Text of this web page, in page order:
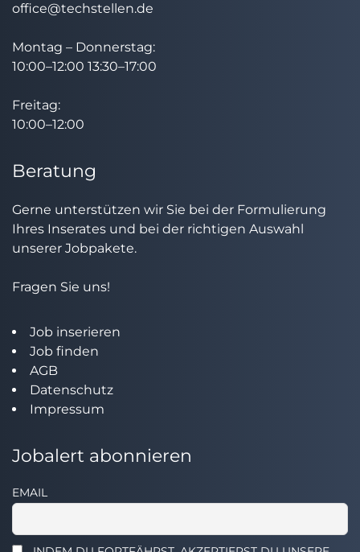
office@techstellen.de
Montag – Donnerstag:
10:00–12:00 13:30–17:00
Freitag:
10:00–12:00
Beratung
Gerne unterstützen wir Sie bei der Formulierung
Ihres Inserates und bei der richtigen Auswahl
unserer Jobpakete.
Fragen Sie uns!
Job inserieren
Job finden
AGB
Datenschutz
Impressum
Jobalert abonnieren
EMAIL